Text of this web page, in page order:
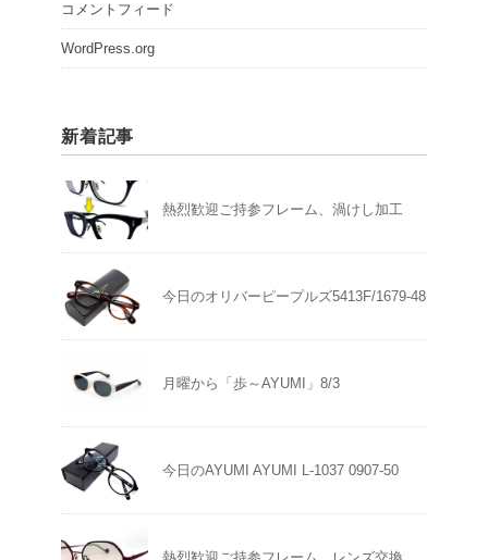
コメントフィード
WordPress.org
新着記事
熱烈歓迎ご持参フレーム、渦けし加工
今日のオリバーピープルズ5413F/1679-48
月曜から「歩～AYUMI」8/3
今日のAYUMI AYUMI L-1037 0907-50